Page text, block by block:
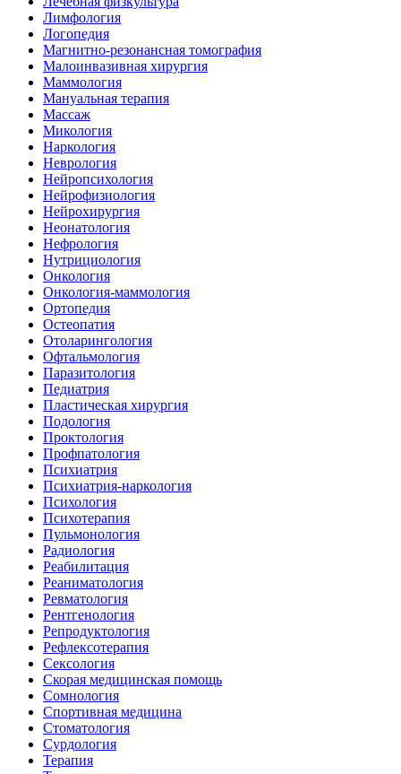
Лимфология
Логопедия
Магнитно-резонансная томография
Малоинвазивная хирургия
Маммология
Мануальная терапия
Массаж
Микология
Наркология
Неврология
Нейропсихология
Нейрофизиология
Нейрохирургия
Неонатология
Нефрология
Нутрициология
Онкология
Онкология-маммология
Ортопедия
Остеопатия
Отоларингология
Офтальмология
Паразитология
Педиатрия
Пластическая хирургия
Подология
Проктология
Профпатология
Психиатрия
Психиатрия-наркология
Психология
Психотерапия
Пульмонология
Радиология
Реабилитация
Реаниматология
Ревматология
Рентгенология
Репродуктология
Рефлексотерапия
Сексология
Скорая медицинская помощь
Сомнология
Спортивная медицина
Стоматология
Сурдология
Терапия